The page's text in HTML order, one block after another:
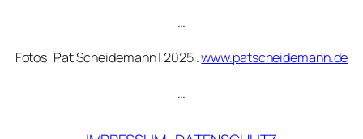
…
Fotos: Pat Scheidemann | 2025 .www.patscheidemann.de
…